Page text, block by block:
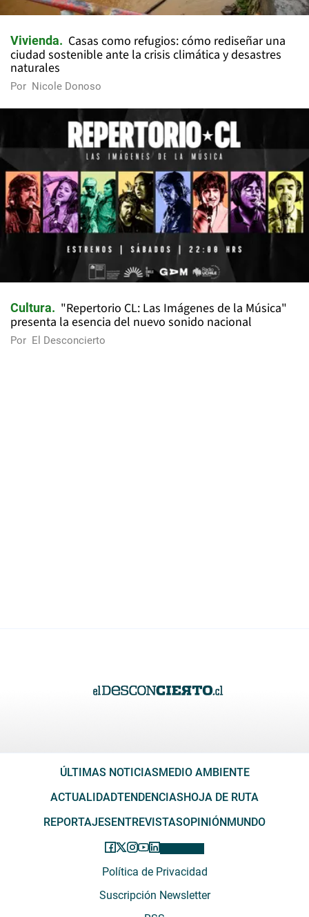
Vivienda
Casas como refugios: cómo rediseñar una
ciudad sostenible ante la crisis climática y desastres
naturales
Por Nicole Donoso
Cultura
"Repertorio CL: Las Imágenes de la Música"
presenta la esencia del nuevo sonido nacional
Por El Desconcierto
ÚLTIMAS NOTICIAS MEDIO AMBIENTE
ACTUALIDADTENDENCIAS HOJA DE RUTA
REPORTAJES ENTREVISTASOPINIÓN MUNDO
Política de Privacidad
Suscripción Newsletter